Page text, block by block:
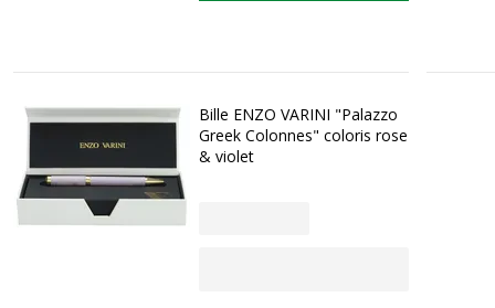
Bille ENZO VARINI "Palazzo
Greek Colonnes" coloris rose
& violet